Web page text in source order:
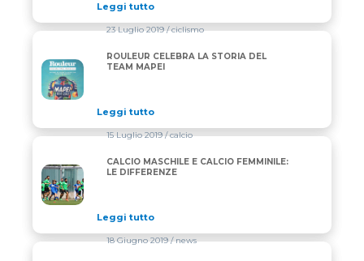
Leggi tutto
ROULEUR CELEBRA LA STORIA DEL TEAM MAPEI
23 Luglio 2019/ ciclismo
ROULEUR CELEBRA LA STORIA DEL
TEAM MAPEI
Leggi tutto
CALCIO MASCHILE E CALCIO FEMMINILE: LE
15 Luglio 2019/ calcio
CALCIO MASCHILE E CALCIO FEMMINILE:
LE DIFFERENZE
Leggi tutto
18 Giugno 2019/ news